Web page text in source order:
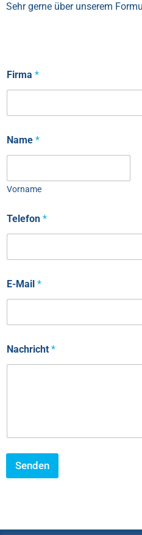
Sehr gerne über unserem
Firma *
Name *
Vorname
Telefon *
E-Mail *
Nachricht *
Senden